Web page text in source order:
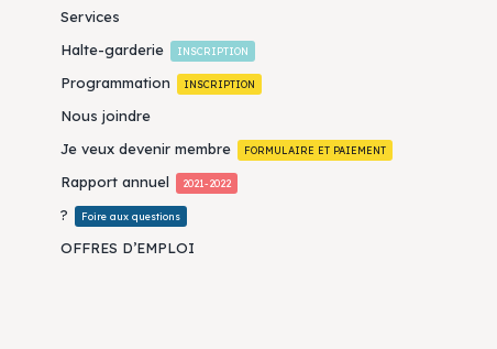
Services
Halte-garderie
INSCRIPTION
Programmation INSCRIPTION
Nous joindre
Je veux devenir membre
FORMULAIRE ET PAIEMENT
Rapport annuel 2021-2022
? Foire aux questions
OFFRES D’EMPLOI